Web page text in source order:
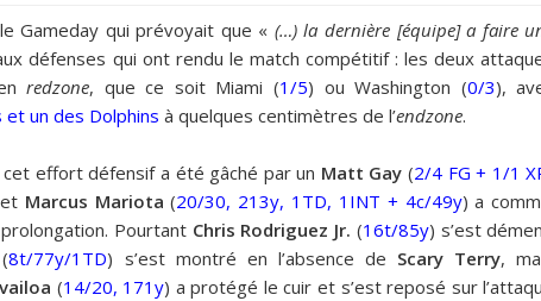
Gameday qui prévoyait que « (…) la dernière [équipe] a faire
défenses qui ont rendu le match compétitif : les deux
redzone, que ce soit Miami (1/5) ou Washington (0/3),
un des Dolphins à quelques centimètres de l’endzone.
effort défensif a été gâché par un Matt Gay (2/4 FG + 1/1
Marcus Mariota (20/30, 213y, 1TD, 1INT + 4c/49y) a
Pourtant Chris Rodriguez Jr. (16t/85y) s’est
(8t/77y/1TD) s’est montré en l’absence de Scary Terry,
(14/20, 171y) a protégé le cuir et s’est reposé sur